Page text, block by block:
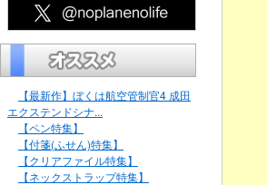
【最新作】ぼくは航空管制官4 成田
エクステンドシナ...
【ペン特集】
【付箋(ふせん)特集】
【クリアファイル特集】
【ネックストラップ特集】